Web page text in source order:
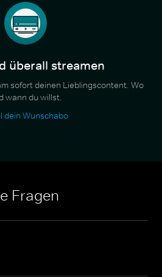
überall streamen
sofort deinen Lieblingscontent. Wo
wann du willst.
dein Wunschabo
Fragen